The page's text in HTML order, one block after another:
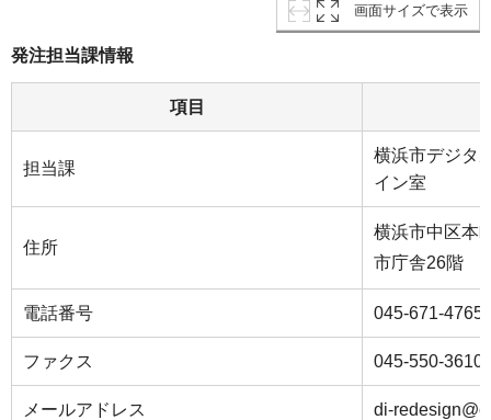
画面サイズで表示
発注担当課情報
項目
担当課
横浜市デジタ
イン室
住所
横浜市中区本
市庁舎26階
電話番号 045-671-4765
ファクス 045-550-3610
メールアドレス di-